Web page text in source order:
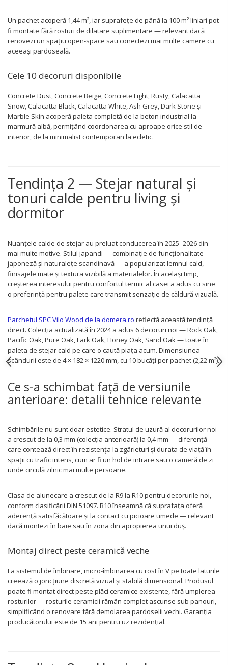
Un pachet acoperă 1,44 m², iar suprafețe de până la 100 m² liniari pot
fi montate fără rosturi de dilatare suplimentare — relevant dacă
renovezi un spațiu open-space sau conectezi mai multe camere cu
aceeași pardoseală.
Cele 10 decoruri disponibile
Concrete Dust, Concrete Beige, Concrete Light, Rusty, Calacatta
Snow, Calacatta Black, Calacatta White, Ash Grey, Dark Stone și
Marble Skin acoperă paleta completă de la beton industrial la
marmură albă, permițând coordonarea cu aproape orice stil de
interior, de la minimalist contemporan la ecletic.
Tendința 2 — Stejar natural și
tonuri calde pentru living și
dormitor
Nuanțele calde de stejar au preluat conducerea în 2025–2026 din
mai multe motive. Stilul japandi — combinație de funcționalitate
japoneză și naturalețe scandinavă — a popularizat lemnul cald,
finisajele mate și textura vizibilă a materialelor. În același timp,
creșterea interesului pentru confortul termic al casei a adus cu sine
o preferință pentru palete care transmit senzație de căldură vizuală.
Parchetul SPC Vilo Wood de la domera.ro reflectă această tendință
direct. Colecția actualizată în 2024 a adus 6 decoruri noi — Rock Oak,
Pacific Oak, Pure Oak, Lark Oak, Honey Oak, Sand Oak — toate în
paleta de stejar cald pe care o caută piața acum. Dimensiunea
scândurii este de 4 × 182 × 1220 mm, cu 10 bucăți per pachet (2,22 m²).
Ce s-a schimbat față de versiunile
anterioare: detalii tehnice relevante
Schimbările nu sunt doar estetice. Stratul de uzură al decorurilor noi
a crescut de la 0,3 mm (colecția anterioară) la 0,4 mm — diferență
care contează direct în rezistența la zgârieturi și durata de viață în
spații cu trafic intens, cum ar fi un hol de intrare sau o cameră de zi
unde circulă zilnic mai multe persoane.
Clasa de alunecare a crescut de la R9 la R10 pentru decorurile noi,
conform clasificării DIN 51097. R10 înseamnă că suprafața oferă
aderență satisfăcătoare și la contact cu picioare umede — relevant
dacă montezi în baie sau în zona din apropierea unui duș.
Montaj direct peste ceramică veche
La sistemul de îmbinare, micro-îmbinarea cu rost în V pe toate laturile
creează o joncțiune discretă vizual și stabilă dimensional. Produsul
poate fi montat direct peste plăci ceramice existente, fără umplerea
rosturilor — rosturile ceramicii rămân complet ascunse sub panouri,
simplificând o renovare fără demolarea pardoselii vechi. Garanția
producătorului este de 15 ani pentru uz rezidențial.